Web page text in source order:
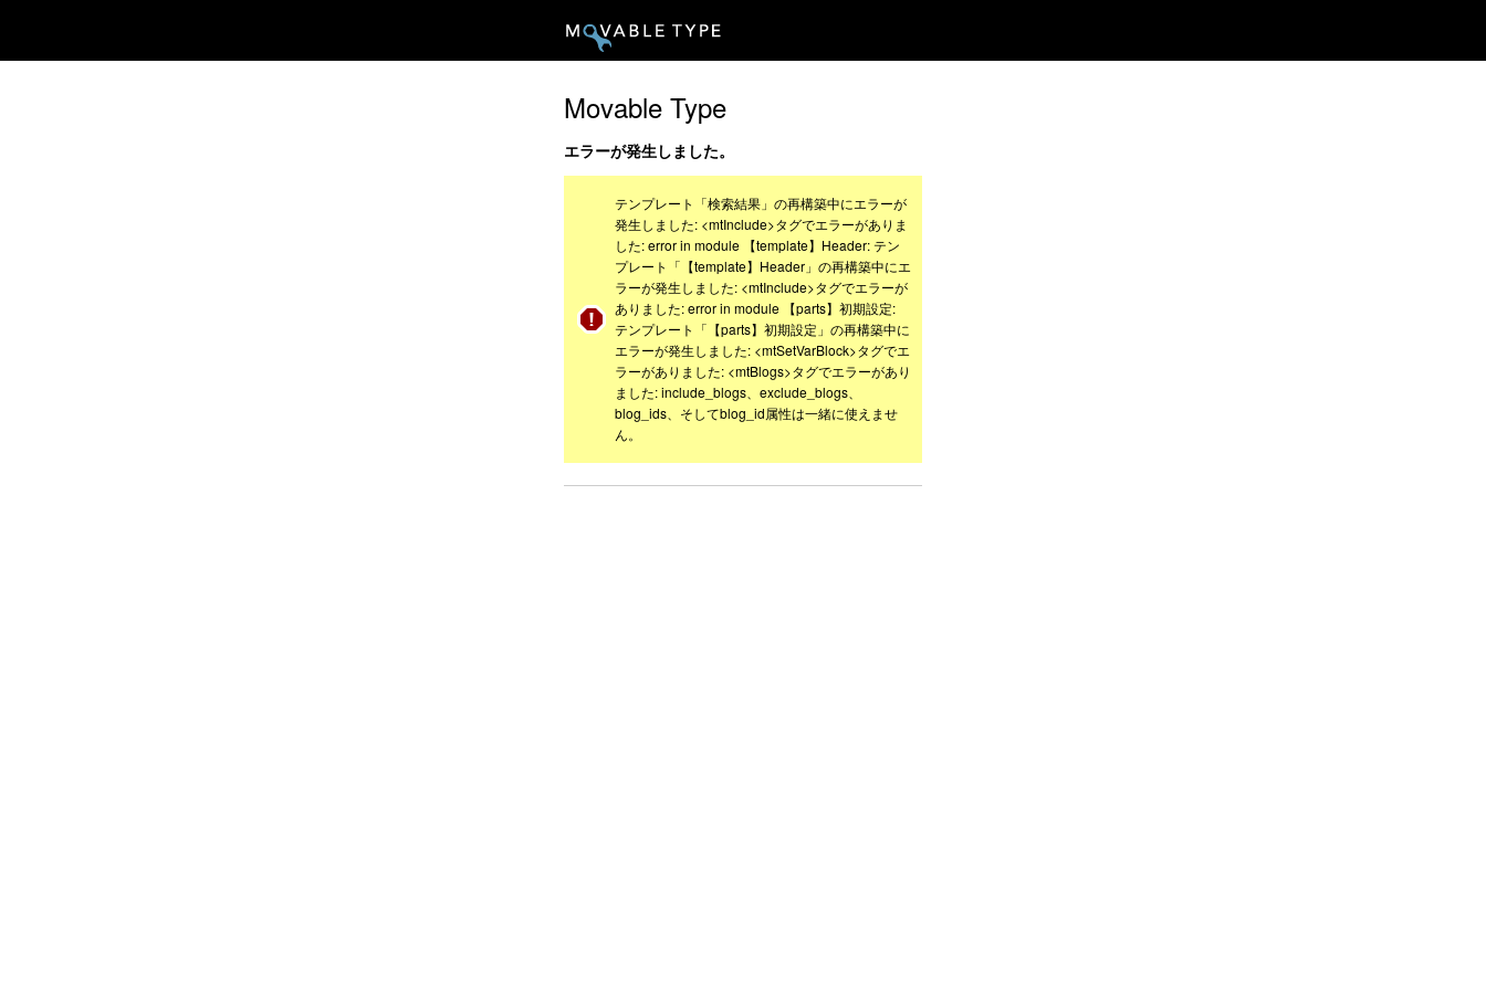
Movable Type
エラーが発生しました。
テンプレート「検索結果」の再構築中にエラーが
発生しました: <mtInclude>タグでエラーがありま
した: error in module 【template】Header: テン
プレート「【template】Header」の再構築中にエ
ラーが発生しました: <mtInclude>タグでエラーが
ありました: error in module 【parts】初期設定:
テンプレート「【parts】初期設定」の再構築中に
エラーが発生しました: <mtSetVarBlock>タグでエ
ラーがありました: <mtBlogs>タグでエラーがあり
ました: include_blogs、exclude_blogs、
blog_ids、そしてblog_id属性は一緒に使えませ
ん。